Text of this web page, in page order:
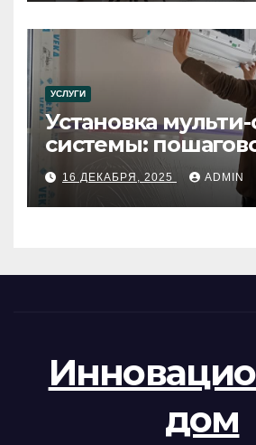
УСЛУГИ
Установка
системы:
руководство
16 ДЕКАБРЯ, 2025 ADMIN
дом